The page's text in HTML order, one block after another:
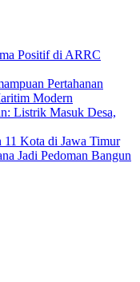
Positif di ARRC
Pertahanan
Modern
Listrik Masuk Desa,
Kota di Jawa Timur
Jadi Pedoman Bangun